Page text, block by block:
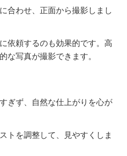
合わせ、正面から撮影しまし
依頼するのも効果的です。高
な写真が撮影できます。
ぎず、自然な仕上がりを心が
トを調整して、見やすくしま